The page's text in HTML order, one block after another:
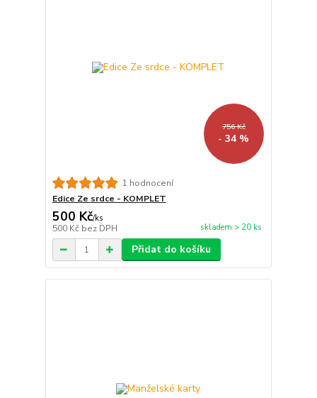
756 Kč
- 34 %
1 hodnocení
Edice Ze srdce - KOMPLET
500 Kč/ks
500 Kč bez DPH skladem > 20 ks
Přidat do košíku